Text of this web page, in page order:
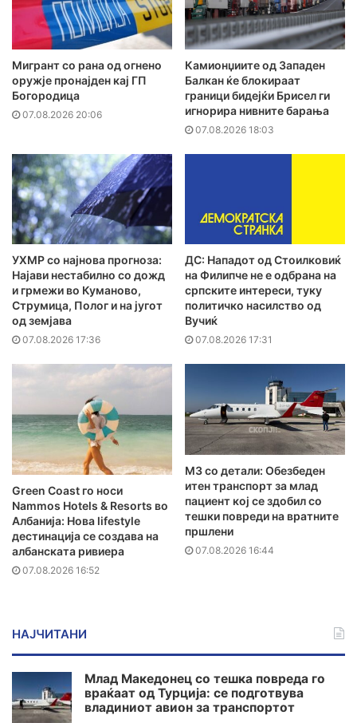
Мигрант со рана од огнено
оружје пронајден кај ГП
Богородица
07.08.2026 20:06
Камионџиите од Западен
Балкан ќе блокираат
граници бидејќи Брисел ги
игнорира нивните барања
07.08.2026 18:03
УХМР со најнова прогноза:
Најави нестабилно со дожд
и грмежи во Куманово,
Струмица, Полог и на југот
од земјава
07.08.2026 17:36
ДС: Нападот од Стоилковиќ
на Филипче не е одбрана на
српските интереси, туку
политичко насилство од
Вучиќ
07.08.2026 17:31
Green Coast го носи
Nammos Hotels & Resorts во
Албанија: Нова lifestyle
дестинација се создава на
албанската ривиера
07.08.2026 16:52
MЗ со детали: Обезбеден
итен транспорт за млад
пациент кој се здобил со
тешки повреди на вратните
пршлени
07.08.2026 16:44
НАЈЧИТАНИ
Млад Македонец со тешка повреда го
враќаат од Турција: се подготвува
владиниот авион за транспортот